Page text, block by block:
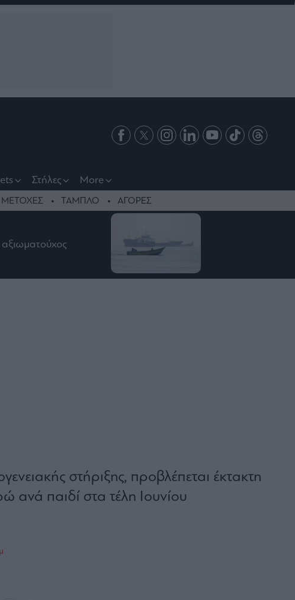
Στήλες More
ΜΕΤΟΧΕΣ ΤΑΜΠΛΟ ΑΓΟΡΕΣ
αξιωματούχος
στήριξης, προβλέπεται έκτακτη
ανά παιδί στα τέλη Ιουνίου